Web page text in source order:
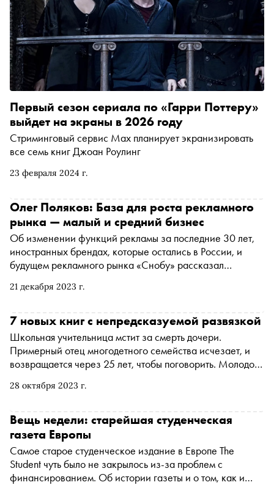
23 февраля 2024 г.
Первый сезон сериала по «Гарри Поттеру»
выйдет на экраны в 2026 году
Стриминговый сервис Max планирует экранизировать
все семь книг Джоан Роулинг
21 декабря 2023 г.
Олег Поляков: База для роста рекламного
рынка — малый и средний бизнес
Об изменении функций рекламы за последние 30 лет,
иностранных брендах, которые остались в России, и
будущем рекламного рынка «Снобу» рассказал
записан в рамках проекта « Индустрия »
28 октября 2023 г.
7 новых книг с непредсказуемой развязкой
Школьная учительница мстит за смерть дочери.
Примерный отец многодетного семейства исчезает, и
возвращается через 25 лет, чтобы поговорить. Молодой
закончатся такие сюжеты, угадать сложно, но читать
«ЛитРес» Анна Данилина собрала свежие
психологические триллеры и детективы, которые не
дадут заскучать этой осенью
Вещь недели: старейшая студенческая
газета Европы
Самое старое студенческое издание в Европе The
Student чуть было не закрылось из-за проблем с
финансированием. Об истории газеты и о том, как и